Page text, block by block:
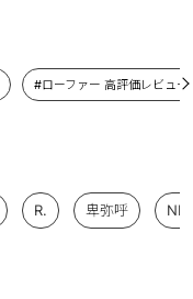
#ローファー 高評価レビュー
R. 卑弥呼